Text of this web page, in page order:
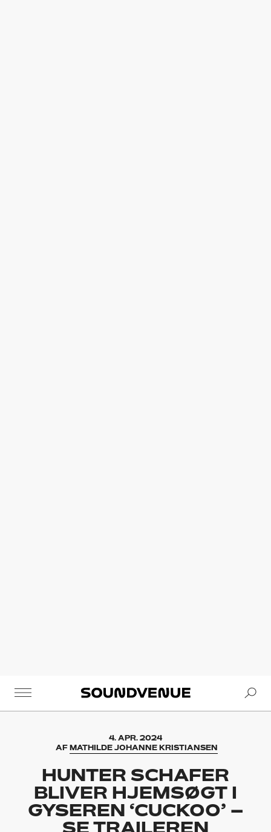
Soundvenue
4. APR. 2024
AFMATHILDE JOHANNE KRISTIANSEN
HUNTER SCHAFER
BLIVER HJEMSØGT I
GYSEREN ‘CUCKOO’ –
SE TRAILEREN